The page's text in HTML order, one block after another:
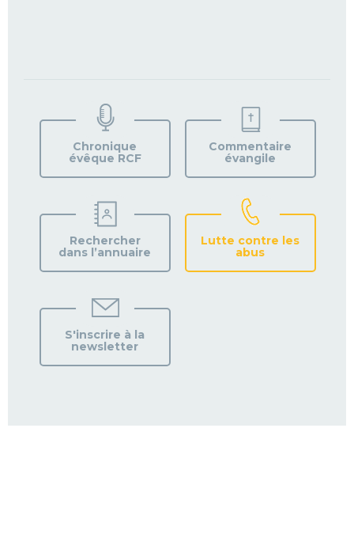
VOTRE
PAROISSE
Chronique
évêque RCF
Commentaire
évangile
Rechercher
dans l’annuaire
Lutte contre les
abus
S'inscrire à la
newsletter